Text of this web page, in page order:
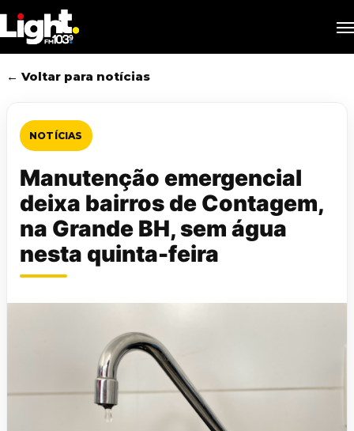
to
main
content
← Voltar para notícias
NOTÍCIAS
Manutenção emergencial
deixa bairros de Contagem,
na Grande BH, sem água
nesta quinta-feira